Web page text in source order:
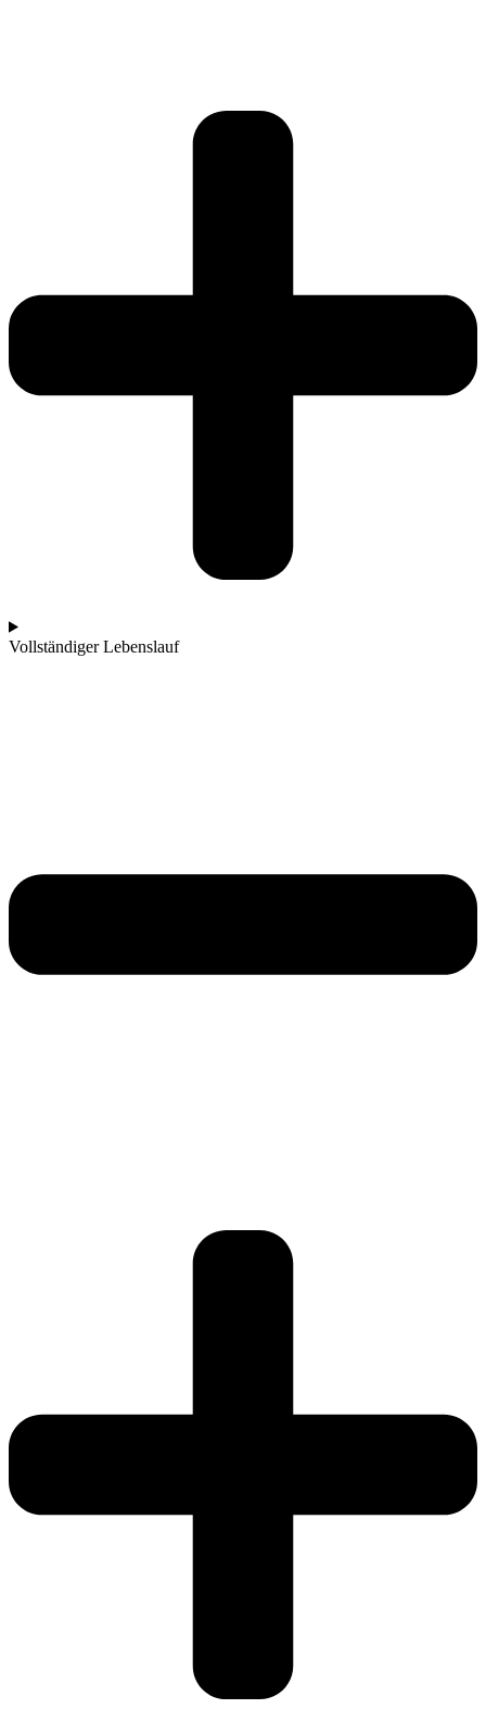
Vollständiger Lebenslauf